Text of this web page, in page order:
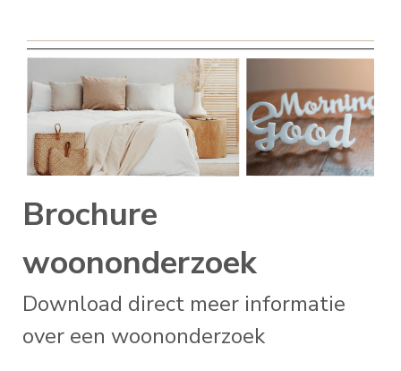
Brochure
woononderzoek
Download direct meer informatie
over een woononderzoek